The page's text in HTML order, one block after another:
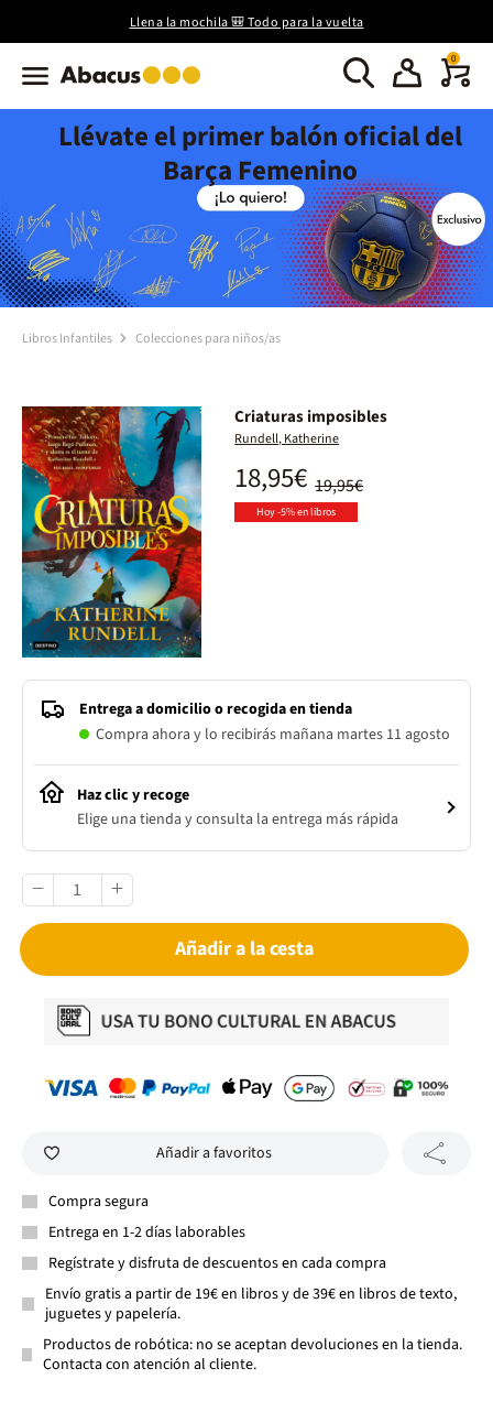
Llena la mochila 🎒 Todo para la vuelta
0
Llévate el primer balón oficial del
Barça Femenino
Libros Infantiles Colecciones para niños/as
Criaturas imposibles
Rundell, Katherine
19,95€
18,95€
Hoy -5% en libros
Entrega a domicilio o recogida en tienda
Compra ahora y lo recibirás mañana martes 11 agosto
Haz clic y recoge
Elige una tienda y consulta la entrega más rápida
Añadir a la cesta
Añadir a favoritos
Compra segura
Entrega en 1-2 días laborables
Regístrate y disfruta de descuentos en cada compra
Envío gratis a partir de 19€ en libros y de 39€ en libros de texto,
juguetes y papelería.
Productos de robótica: no se aceptan devoluciones en la tienda.
Contacta con atención al cliente.